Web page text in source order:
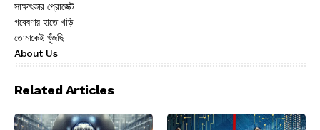
সাক্ষাৎকার প্রোজেক্ট
গবেষণায় হাতে খড়ি
তোমাকেই খুঁজছি
About Us
Related Articles